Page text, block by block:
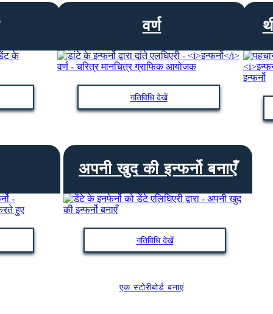
वर्ण
गतिविधि देखें
अपनी खुद की इन्फर्नो बनाएँ
गतिविधि देखें
एक स्टोरीबोर्ड बनाएं